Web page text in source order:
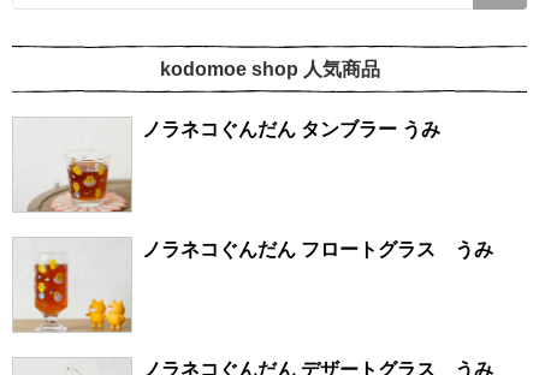
kodomoe shop 人気商品
ノラネコぐんだん タンブラー うみ
ノラネコぐんだん フロートグラス うみ
ノラネコぐんだん デザートグラス うみ